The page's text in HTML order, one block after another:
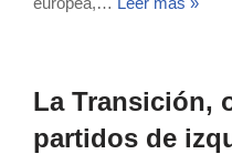
La Transición,
partidos de